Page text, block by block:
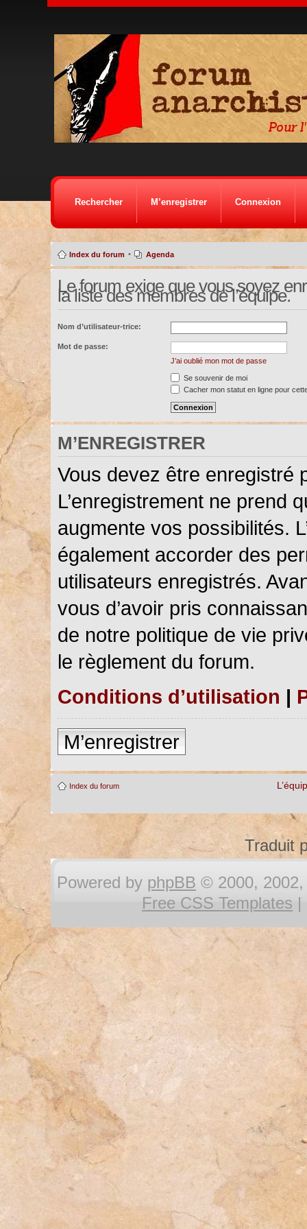
Rechercher M’enregistrer Connexion
Index du forum • Agenda
Le forum exige que vous soyez
la liste des membres de l’équipe.
Nom d’utilisateur-trice:
Mot de passe:
J’ai oublié mon mot de passe
Se souvenir de moi
Cacher mon statut en ligne pour
M’ENREGISTRER
Vous devez être enregistré
L’enregistrement ne prend
augmente vos possibilités.
également accorder des
utilisateurs enregistrés.
vous d’avoir pris
de notre politique de vie
le règlement du forum.
Conditions d’utilisation |
M’enregistrer
Index du forum
Traduit
Powered by phpBB © 2000, 2002,
Free CSS Templates |